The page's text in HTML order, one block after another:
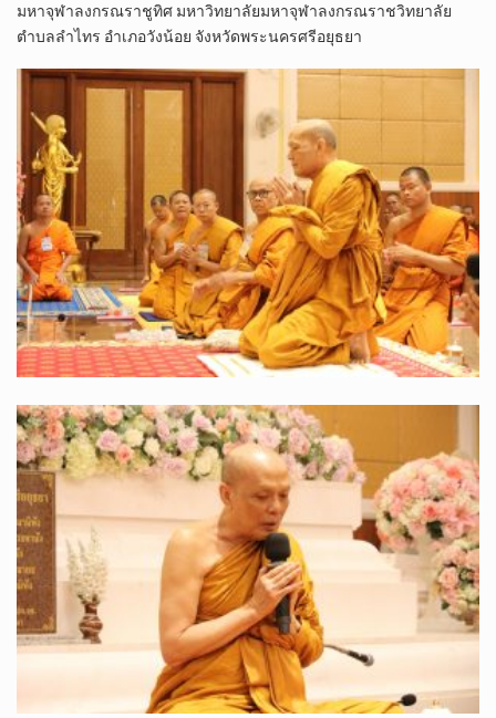
มหาจุฬาลงกรณราชูทิศ มหาวิทยาลัยมหาจุฬาลงกรณราชวิทยาลัย
ตำบลลำไทร อำเภอวังน้อย จังหวัดพระนครศรีอยุธยา